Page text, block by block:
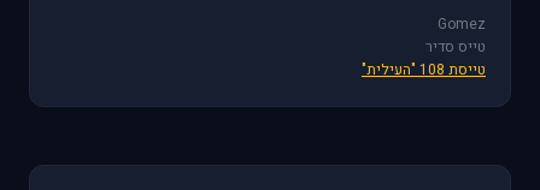
Gomez
טייס סדיר
טייסת 108 "העילית"